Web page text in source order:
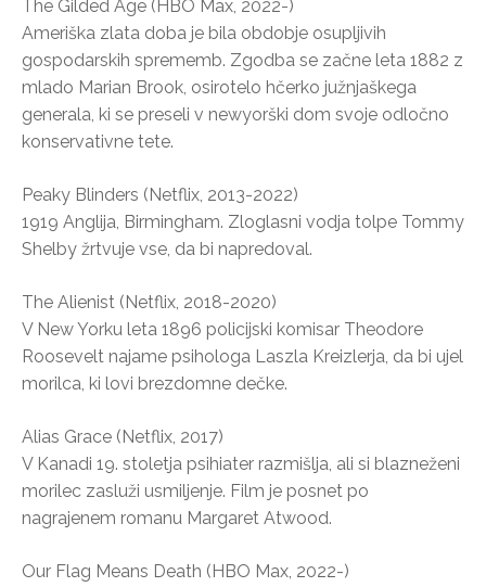
The Gilded Age (HBO Max, 2022-)
Ameriška zlata doba je bila obdobje osupljivih
gospodarskih sprememb. Zgodba se začne leta 1882 z
mlado Marian Brook, osirotelo hčerko južnjaškega
generala, ki se preseli v newyorški dom svoje odločno
konservativne tete.
Peaky Blinders (Netflix, 2013-2022)
1919 Anglija, Birmingham. Zloglasni vodja tolpe Tommy
Shelby žrtvuje vse, da bi napredoval.
The Alienist (Netflix, 2018-2020)
V New Yorku leta 1896 policijski komisar Theodore
Roosevelt najame psihologa Laszla Kreizlerja, da bi ujel
morilca, ki lovi brezdomne dečke.
Alias Grace (Netflix, 2017)
V Kanadi 19. stoletja psihiater razmišlja, ali si blazneženi
morilec zasluži usmiljenje. Film je posnet po
nagrajenem romanu Margaret Atwood.
Our Flag Means Death (HBO Max, 2022-)